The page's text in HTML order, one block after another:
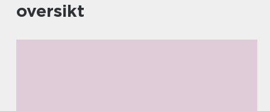
oversikt